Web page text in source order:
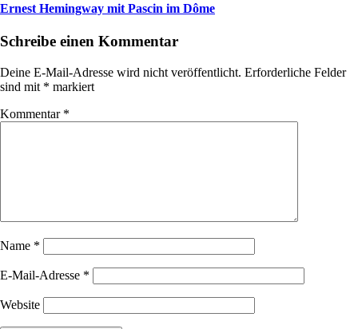
Ernest Hemingway mit Pascin im Dôme
Schreibe einen Kommentar
Deine E-Mail-Adresse wird nicht veröffentlicht. Erforderliche Felder
sind mit * markiert
Kommentar *
Name *
E-Mail-Adresse *
Website